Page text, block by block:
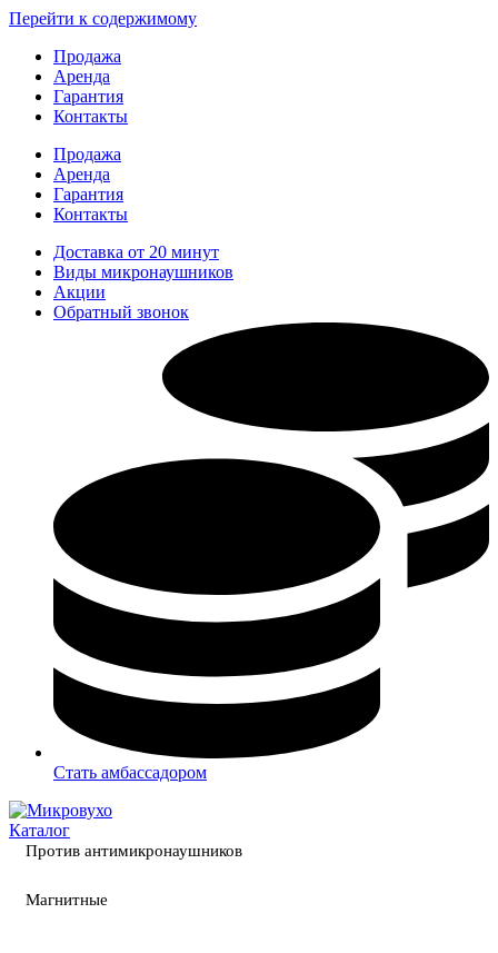
Перейти к содержимому
Продажа
Аренда
Гарантия
Контакты
Продажа
Аренда
Гарантия
Контакты
Доставка от 20 минут
Виды микронаушников
Акции
Обратный звонок
Стать амбассадором
Каталог
Против антимикронаушников
Магнитные